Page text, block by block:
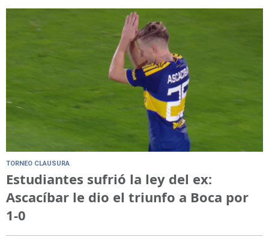
TORNEO CLAUSURA
Estudiantes sufrió la ley del ex:
Ascacíbar le dio el triunfo a Boca por
1-0